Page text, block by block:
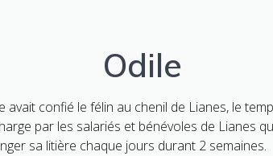
Odile
avait confié le félin au chenil de Lianes, le
par les salariés et bénévoles de Lianes
sa litière chaque jours durant 2 semaines.